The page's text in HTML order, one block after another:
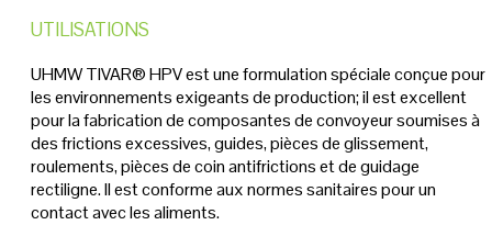
UTILISATIONS
UHMW TIVAR® HPV est une formulation spéciale conçue pour
les environnements exigeants de production; il est excellent
pour la fabrication de composantes de convoyeur soumises à
des frictions excessives, guides, pièces de glissement,
roulements, pièces de coin antifrictions et de guidage
rectiligne. Il est conforme aux normes sanitaires pour un
contact avec les aliments.